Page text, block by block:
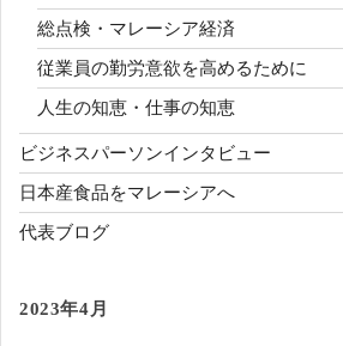
総点検・マレーシア経済
従業員の勤労意欲を高めるために
人生の知恵・仕事の知恵
ビジネスパーソンインタビュー
日本産食品をマレーシアへ
代表ブログ
2023年4月